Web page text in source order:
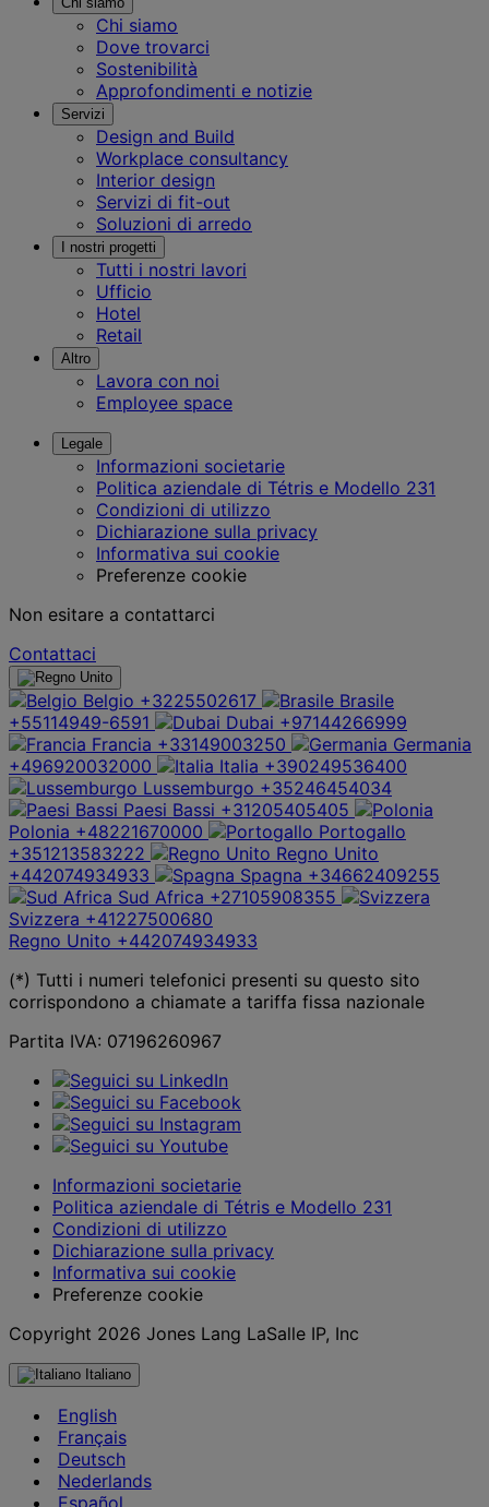
Chi siamo
Dove trovarci
Sostenibilità
Approfondimenti e notizie
Servizi
Design and Build
Workplace consultancy
Interior design
Servizi di fit-out
Soluzioni di arredo
I nostri progetti
Tutti i nostri lavori
Ufficio
Hotel
Retail
Altro
Lavora con noi
Employee space
Legale
Informazioni societarie
Politica aziendale di Tétris e Modello 231
Condizioni di utilizzo
Dichiarazione sulla privacy
Informativa sui cookie
Preferenze cookie
Non esitare a contattarci
Contattaci
Belgio +3225502617
Brasile
+55114949-6591
Dubai +97144266999
Francia +33149003250
Germania
+496920032000
Italia +390249536400
Lussemburgo +35246454034
Paesi Bassi +31205405405
Polonia +48221670000
Portogallo
+351213583222
Regno Unito
+442074934933
Spagna +34662409255
Sud Africa +27105908355
Svizzera +41227500680
Regno Unito +442074934933
(*) Tutti i numeri telefonici presenti su questo sito
corrispondono a chiamate a tariffa fissa nazionale
Partita IVA: 07196260967
Informazioni societarie
Politica aziendale di Tétris e Modello 231
Condizioni di utilizzo
Dichiarazione sulla privacy
Informativa sui cookie
Preferenze cookie
Copyright 2026 Jones Lang LaSalle IP, Inc
Italiano
English
Français
Deutsch
Nederlands
Español